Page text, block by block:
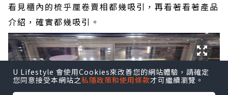
看見櫃內的梳乎厘卷賣相都幾吸引，再看著看著產品
介紹，確實都幾吸引。
U Lifestyle 會使用Cookies來改善您的網站體驗，請確定
您同意接受本網站之私隱政策和使用條款才可繼續瀏覽。